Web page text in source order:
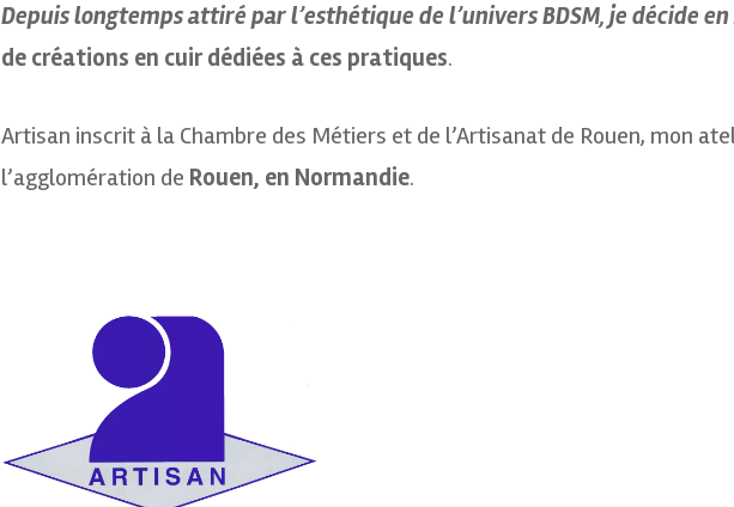
Depuis longtemps attiré par l’esthétique de l’univers BDSM, je décide
de créations en cuir dédiées à ces pratiques.
Artisan inscrit à la Chambre des Métiers et de l’Artisanat de Rouen, mon
l’agglomération de Rouen, en Normandie.